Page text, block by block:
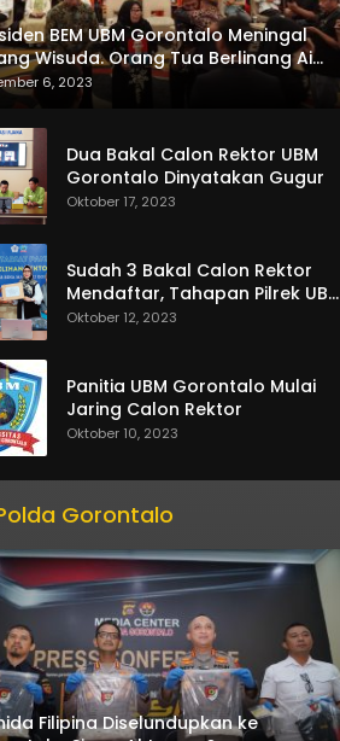
BEM UBM Gorontalo Meningal
Wisuda. Orang Tua Berlinang Air
Menerima SKL dan Pemasangan
6, 2023
Dua Bakal Calon Rektor UBM
Gorontalo Dinyatakan Gugur
Oktober 17, 2023
Sudah 3 Bakal Calon Rektor
Mendaftar, Tahapan Pilrek UBM
Gorontalo Makin Seru
Oktober 12, 2023
Panitia UBM Gorontalo Mulai
Jaring Calon Rektor
Oktober 10, 2023
Gorontalo
Filipina Diselundupkan ke